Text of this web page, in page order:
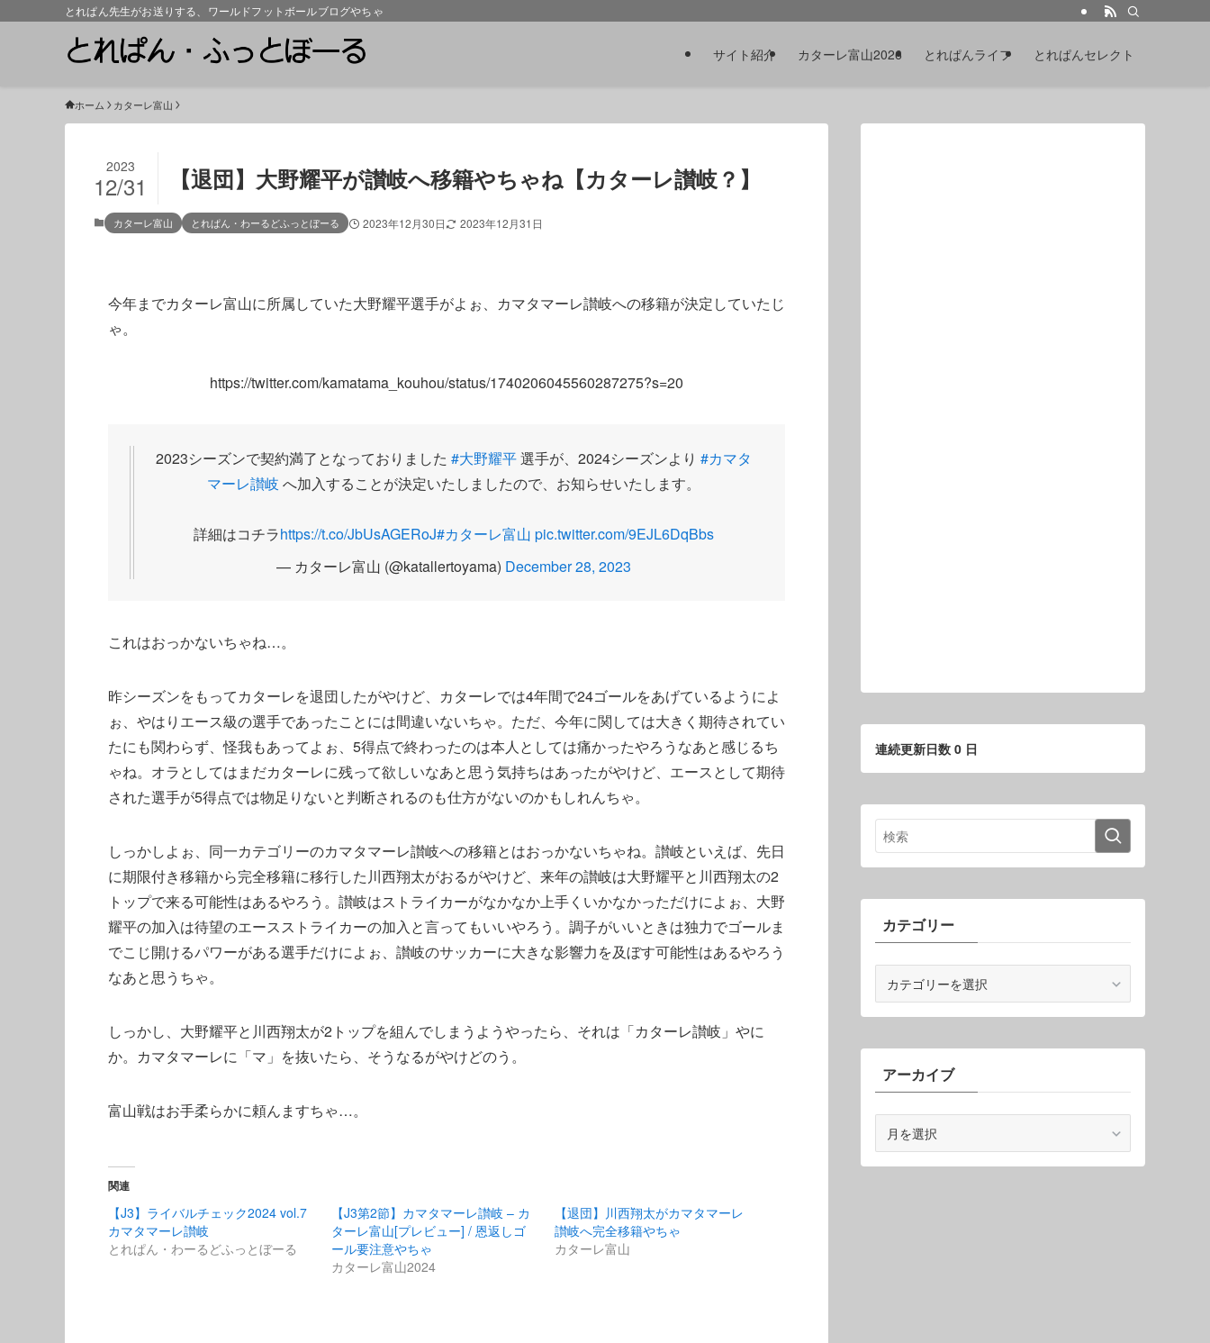
とれぱん先生がお送りする、ワールドフットボールブログやちゃ
サイト紹介 カターレ富山2026 とれぱんライフ とれぱんセレクト
ホーム カターレ富山
【退団】大野耀平が讃岐へ移籍やちゃね【カターレ讃岐？】
2023
12/31
カターレ富山 とれぱん・わーるどふっとぼーる 2023年12月30日 2023年12月31日
今年までカターレ富山に所属していた大野耀平選手がよぉ、カマタマーレ讃岐への移籍が決定していたじ
ゃ。
https://twitter.com/kamatama_kouhou/status/1740206045560287275?s=20
2023シーズンで契約満了となっておりました #大野耀平選手が、2024シーズンより #カマタ
マーレ讃岐 へ加入することが決定いたしましたので、お知らせいたします。
詳細はコチラhttps://t.co/JbUsAGERoJ#カターレ富山 pic.twitter.com/9EJL6DqBbs
— カターレ富山 (@katallertoyama) December 28, 2023
これはおっかないちゃね…。
昨シーズンをもってカターレを退団したがやけど、カターレでは4年間で24ゴールをあげているようによ
ぉ、やはりエース級の選手であったことには間違いないちゃ。ただ、今年に関しては大きく期待されてい
たにも関わらず、怪我もあってよぉ、5得点で終わったのは本人としては痛かったやろうなあと感じるち
ゃね。オラとしてはまだカターレに残って欲しいなあと思う気持ちはあったがやけど、エースとして期待
された選手が5得点では物足りないと判断されるのも仕方がないのかもしれんちゃ。
しっかしよぉ、同一カテゴリーのカマタマーレ讃岐への移籍とはおっかないちゃね。讃岐といえば、先日
に期限付き移籍から完全移籍に移行した川西翔太がおるがやけど、来年の讃岐は大野耀平と川西翔太の2
トップで来る可能性はあるやろう。讃岐はストライカーがなかなか上手くいかなかっただけによぉ、大野
耀平の加入は待望のエースストライカーの加入と言ってもいいやろう。調子がいいときは独力でゴールま
でこじ開けるパワーがある選手だけによぉ、讃岐のサッカーに大きな影響力を及ぼす可能性はあるやろう
なあと思うちゃ。
しっかし、大野耀平と川西翔太が2トップを組んでしまうようやったら、それは「カターレ讃岐」やに
か。カマタマーレに「マ」を抜いたら、そうなるがやけどのう。
富山戦はお手柔らかに頼んますちゃ…。
関連
【J3】ライバルチェック2024 vol.7
カマタマーレ讃岐
とれぱん・わーるどふっとぼーる
【J3第2節】カマタマーレ讃岐 – カ
ターレ富山[プレビュー] / 恩返しゴ
ール要注意やちゃ
カターレ富山2024
【退団】川西翔太がカマタマーレ
讃岐へ完全移籍やちゃ
カターレ富山
連続更新日数 0 日
カテゴリー
ゴ
ー
アーカイブ
カ